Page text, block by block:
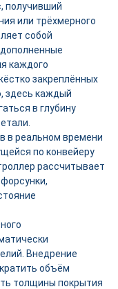
получивший
или трёхмерного
собой
каждого
закреплённых
здесь каждый
в глубину
в реальном времени
по конвейеру
рассчитывает
Внедрение
объём
толщины покрытия